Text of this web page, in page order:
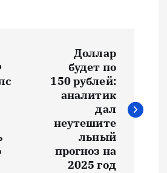
Доллар
будет по
150 рублей:
аналитик
дал
неутешите
льный
прогноз на
2025 год